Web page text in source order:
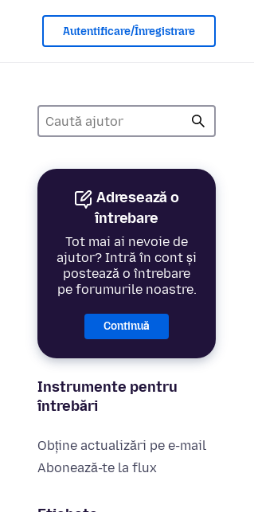
Autentificare/Înregistrare
Adresează o
întrebare
Tot mai ai nevoie de
ajutor? Intră în cont și
postează o întrebare
pe forumurile noastre.
Continuă
Instrumente pentru
întrebări
Obține actualizări pe e-mail
Abonează-te la flux